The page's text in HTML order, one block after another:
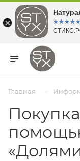
Главная —
☆☆☆☆☆
★★★★★